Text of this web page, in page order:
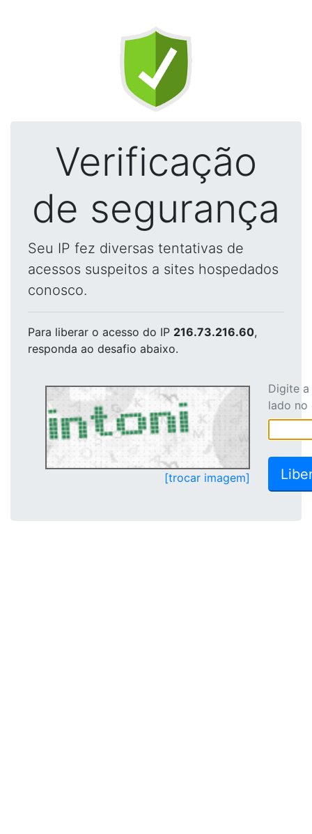
Verificação
de segurança
Seu IP fez diversas tentativas de
acessos suspeitos a sites hospedados
conosco.
Para liberar o acesso do IP 216.73.216.60,
responda ao desafio abaixo.
[trocar imagem]
Digite
lado no